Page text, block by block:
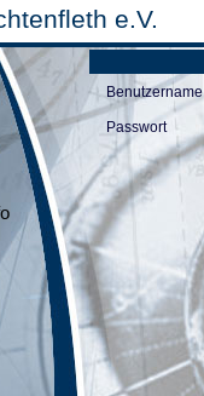
e.V.
Benutzername
Passwort